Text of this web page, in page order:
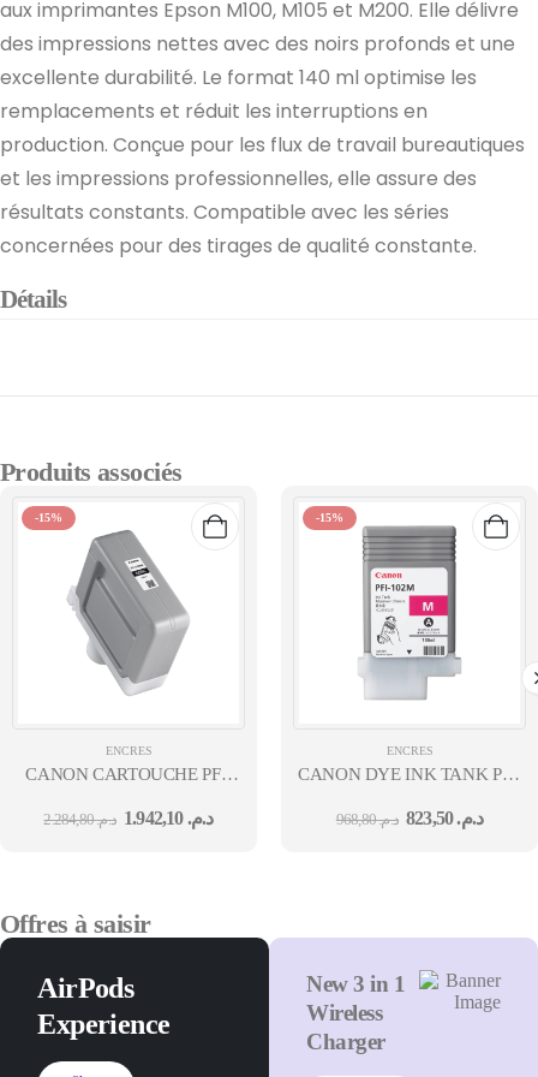
aux imprimantes Epson M100, M105 et M200. Elle délivre
des impressions nettes avec des noirs profonds et une
excellente durabilité. Le format 140 ml optimise les
remplacements et réduit les interruptions en
production. Conçue pour les flux de travail bureautiques
et les impressions professionnelles, elle assure des
résultats constants. Compatible avec les séries
concernées pour des tirages de qualité constante.
Détails
Produits associés
-15%
ENCRES
CANON CARTOUCHE PFI-
د.م.2.284,80 د.م.1.942,10
-15%
ENCRES
CANON DYE INK TANK PFI-
د.م.968,80 د.م.823,50
Offres à saisir
AirPods
Experience
New 3 in 1
Wireless
Charger